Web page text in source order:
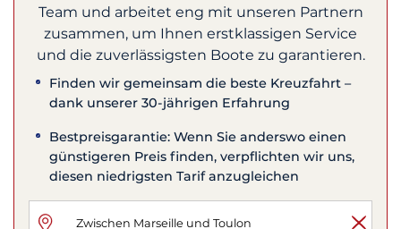
Team und arbeitet eng mit unseren Partnern
zusammen, um Ihnen erstklassigen Service
und die zuverlässigsten Boote zu garantieren.
Finden wir gemeinsam die beste Kreuzfahrt –
dank unserer 30-jährigen Erfahrung
Bestpreisgarantie: Wenn Sie anderswo einen
günstigeren Preis finden, verpflichten wir uns,
diesen niedrigsten Tarif anzugleichen